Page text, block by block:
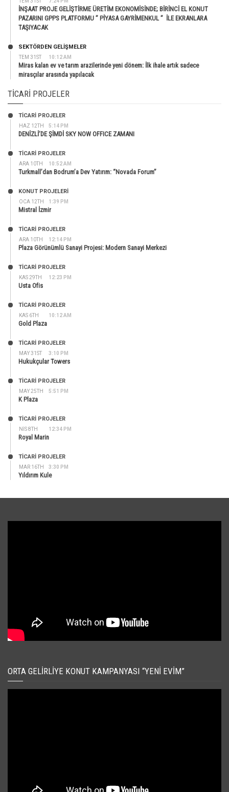
İNŞAAT PROJE GELİŞTİRME ÜRETİM EKONOMİSİNDE; BİRİNCİ EL KONUT
PAZARINI GPPS PLATFORMU ” PİYASA GAYRİMENKUL ” İLE EKRANLARA
TAŞIYACAK
TEM 31ST 10:12 AM
SEKTÖRDEN GELIŞMELER
Miras kalan ev ve tarım arazilerinde yeni dönem: İlk ihale artık sadece
mirasçılar arasında yapılacak
TICARI PROJELER
HAZ 12TH 5:14 PM
TİCARİ PROJELER
DENİZLİ’DE ŞİMDİ SKY NOW OFFICE ZAMANI
ARA 10TH 10:52 AM
TİCARİ PROJELER
Turkmall’dan Bodrum’a Dev Yatırım: “Novada Forum”
OCA 12TH 1:39 PM
KONUT PROJELERI
Mistral İzmir
ARA 10TH 12:14 PM
TİCARİ PROJELER
Plaza Görünümlü Sanayi Projesi: Modern Sanayi Merkezi
KAS 29TH 12:23 PM
TİCARİ PROJELER
Usta Ofis
KAS 6TH 10:12 AM
TİCARİ PROJELER
Gold Plaza
MAY 31ST 3:10 PM
TİCARİ PROJELER
Hukukçular Towers
MAY 25TH 5:51 PM
TİCARİ PROJELER
K Plaza
NIS 8TH 12:34 PM
TİCARİ PROJELER
Royal Marin
MAR 16TH 3:30 PM
TİCARİ PROJELER
Yıldırım Kule
ORTA GELIRLIYE KONUT KAMPANYASI “YENI EVIM”